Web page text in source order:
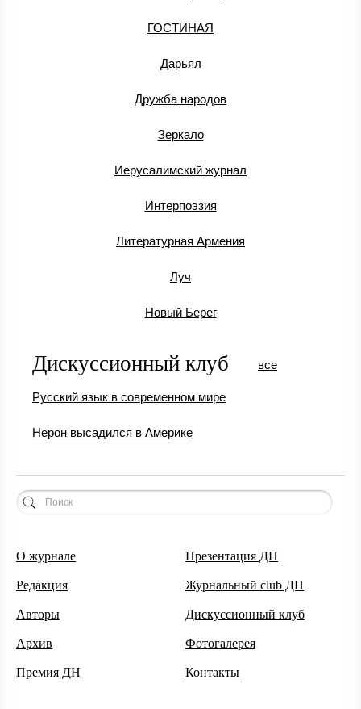
ГОСТИНАЯ
Дарьял
Дружба народов
Зеркало
Иерусалимский журнал
Интерпоэзия
Литературная Армения
Луч
Новый Берег
Дискуссионный клуб
Русский язык в современном мире
Нерон высадился в Америке
все
О журнале
Редакция
Авторы
Архив
Премия ДН
Презентация ДН
Журнальный club ДН
Дискуссионный клуб
Фотогалерея
Контакты